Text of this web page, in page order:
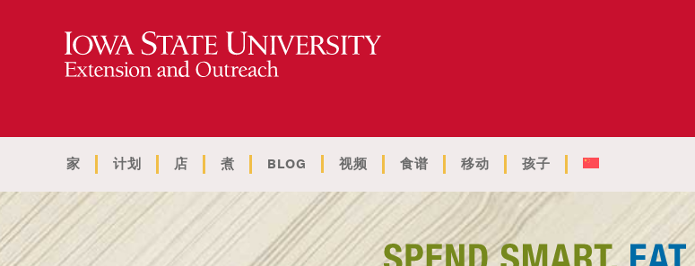
家 计划 店 煮 BLOG 视频 食谱 移动 孩子